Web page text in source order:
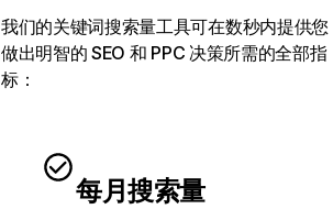
我们的关键词搜索量工具可在数秒内提供您
做出明智的 SEO 和 PPC 决策所需的全部指
标：
每月搜索量